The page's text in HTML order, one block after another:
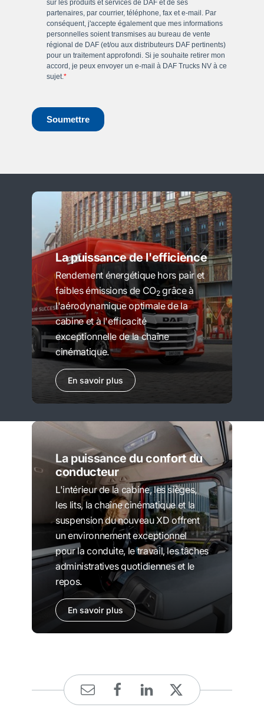
La puissance de l'efficience
Rendement énergétique hors pair et
faibles émissions de CO2grâce à
l'aérodynamique optimale de la
cabine et à l'efficacité
exceptionnelle de la chaîne
cinématique.
En savoir plus
La puissance du confort du
conducteur
L'intérieur de la cabine, les sièges,
les lits, la chaîne cinématique et la
suspension du nouveau XD offrent
un environnement exceptionnel
pour la conduite, le travail, les tâches
administratives quotidiennes et le
repos.
En savoir plus